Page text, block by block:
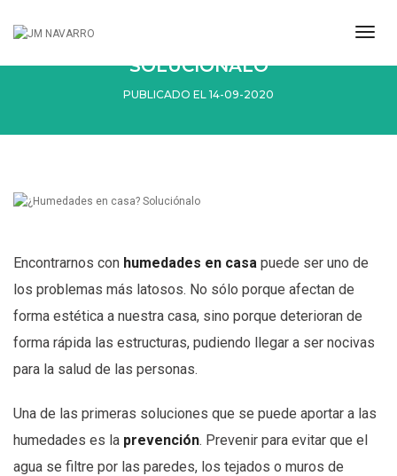
¿HUMEDADES EN CASA?
SOLUCIÓNALO
PUBLICADO EL 14-09-2020
Encontrarnos con humedades en casa puede ser uno de
los problemas más latosos. No sólo porque afectan de
forma estética a nuestra casa, sino porque deterioran de
forma rápida las estructuras, pudiendo llegar a ser nocivas
para la salud de las personas.
Una de las primeras soluciones que se puede aportar a las
humedades es la prevención. Prevenir para evitar que el
agua se filtre por las paredes, los tejados o muros de